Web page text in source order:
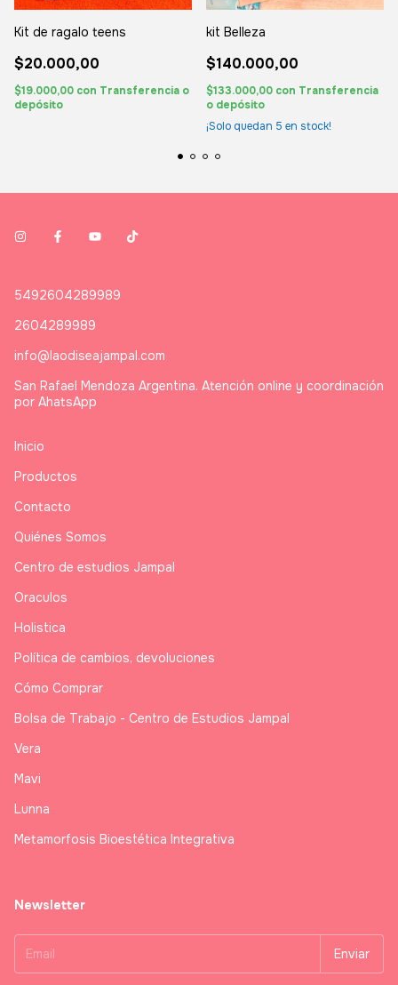
Kit de ragalo teens
$20.000,00
$19.000,00 con Transferencia o
depósito
kit Belleza
$140.000,00
$133.000,00 con Transferencia
o depósito
¡Solo quedan 5 en stock!
5492604289989
2604289989
info@laodiseajampal.com
San Rafael Mendoza Argentina. Atención online y coordinación
por AhatsApp
Inicio
Productos
Contacto
Quiénes Somos
Centro de estudios Jampal
Oraculos
Holistica
Política de cambios, devoluciones
Cómo Comprar
Bolsa de Trabajo - Centro de Estudios Jampal
Vera
Mavi
Lunna
Metamorfosis Bioestética Integrativa
Newsletter